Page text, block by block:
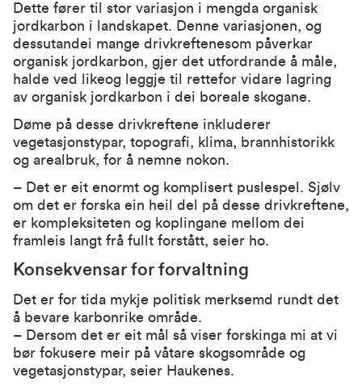
Dette fører til stor variasjon i mengda organisk
jordkarbon i landskapet. Denne variasjonen, og
dessutandei mange drivkreftenesom påverkar
organisk jordkarbon, gjer det utfordrande å måle,
halde ved likeog leggje til rettefor vidare lagring
av organisk jordkarbon i dei boreale skogane.
Døme på desse drivkreftene inkluderer
vegetasjonstypar, topografi, klima, brannhistorikk
og arealbruk, for å nemne nokon.
– Det er eit enormt og komplisert puslespel. Sjølv
om det er forska ein heil del på desse drivkreftene,
er kompleksiteten og koplingane mellom dei
framleis langt frå fullt forstått, seier ho.
Konsekvensar for forvaltning
Det er for tida mykje politisk merksemd rundt det
å bevare karbonrike område.
– Dersom det er eit mål så viser forskinga mi at vi
bør fokusere meir på våtare skogsområde og
vegetasjonstypar, seier Haukenes.